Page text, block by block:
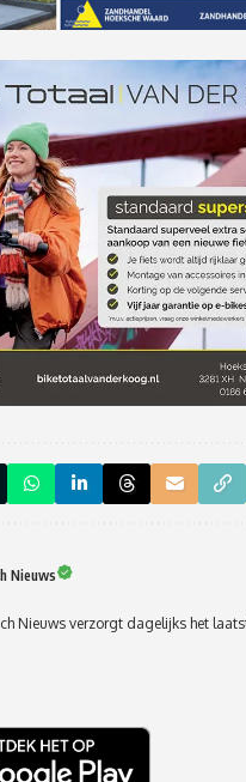
Nieuws
Nieuws verzorgt dagelijks het